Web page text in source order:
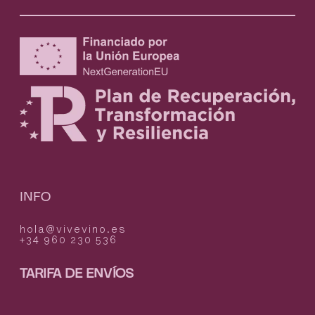
INFO
hola@vivevino.es
+34 960 230 536
TARIFA DE ENVÍOS